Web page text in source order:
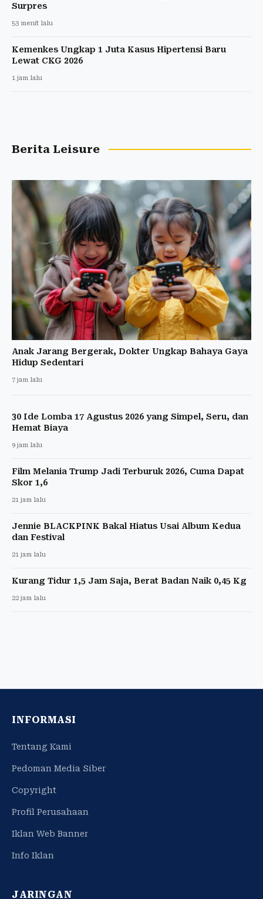
Surpres
53 menit lalu
Kemenkes Ungkap 1 Juta Kasus Hipertensi Baru
Lewat CKG 2026
1 jam lalu
Berita Leisure
Anak Jarang Bergerak, Dokter Ungkap Bahaya Gaya
Hidup Sedentari
7 jam lalu
30 Ide Lomba 17 Agustus 2026 yang Simpel, Seru, dan
Hemat Biaya
9 jam lalu
Film Melania Trump Jadi Terburuk 2026, Cuma Dapat
Skor 1,6
21 jam lalu
Jennie BLACKPINK Bakal Hiatus Usai Album Kedua
dan Festival
21 jam lalu
Kurang Tidur 1,5 Jam Saja, Berat Badan Naik 0,45 Kg
22 jam lalu
INFORMASI
Tentang Kami
Pedoman Media Siber
Copyright
Profil Perusahaan
Iklan Web Banner
Info Iklan
JARINGAN